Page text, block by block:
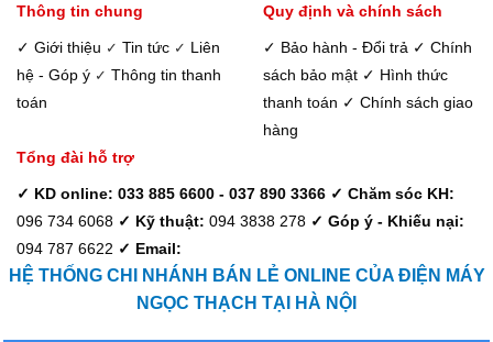
Thông tin chung
✓ Giới thiệu ✓ Tin tức ✓ Liên
hệ - Góp ý ✓ Thông tin thanh
toán
Quy định và chính sách
✓ Bảo hành - Đổi trả ✓ Chính
sách bảo mật ✓ Hình thức
thanh toán ✓ Chính sách giao
hàng
Tổng đài hỗ trợ
✓ KD online: 033 885 6600 - 037 890 3366 ✓ Chăm sóc KH:
096 734 6068 ✓ Kỹ thuật: 094 3838 278 ✓ Góp ý - Khiếu nại:
094 787 6622 ✓ Email:
HỆ THỐNG CHI NHÁNH BÁN LẺ ONLINE CỦA ĐIỆN MÁY
NGỌC THẠCH TẠI HÀ NỘI